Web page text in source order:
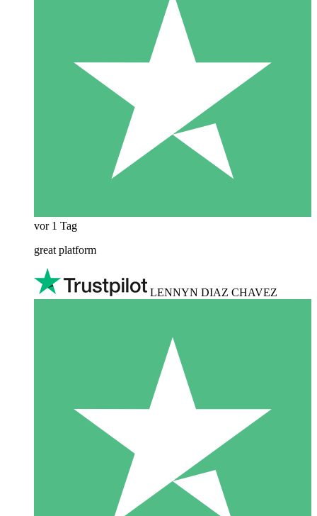
vor 1 Tag
great platform
LENNYN DIAZ CHAVEZ